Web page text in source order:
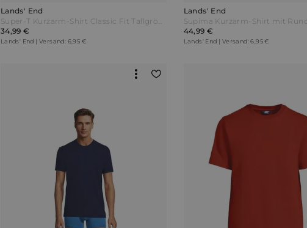
Lands' End
34,99 €
Lands' End | Versand: 6,95 €
Lands' End
44,99 €
Lands' End | Versand: 6,95 €